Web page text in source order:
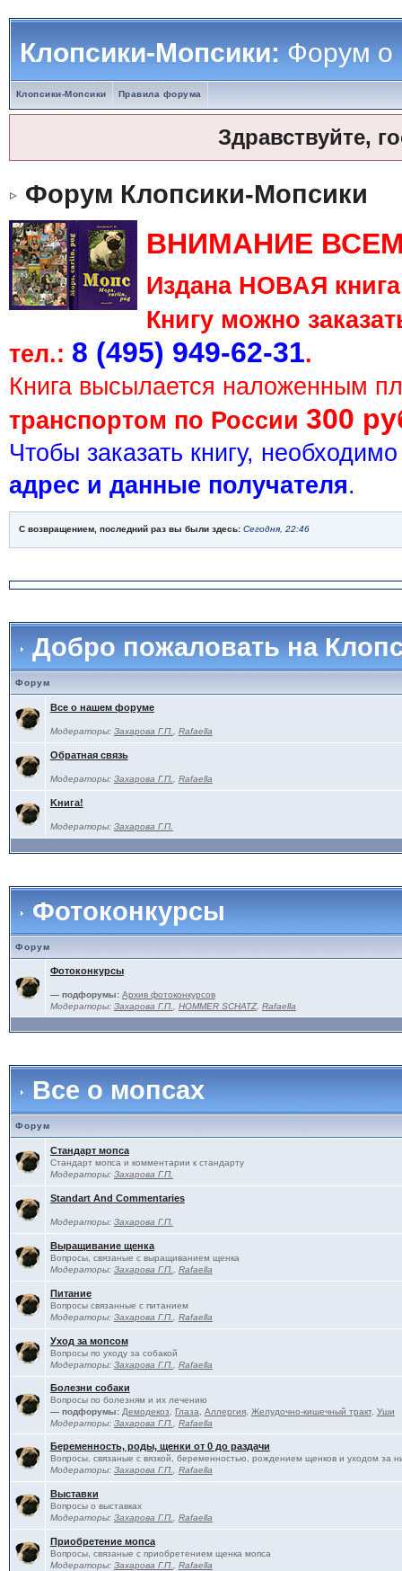
Клопсики-Мопсики:Форум о
Клопсики-Мопсики Правила форума
Здравствуйте,
Форум Клопсики-Мопсики
ВНИМАНИЕ
Издана НОВАЯ
Книгу можно
тел.: 8 (495) 949-62-31.
Книга высылается наложенным
транспортом по России 300
Чтобы заказать книгу,
адрес и данные получателя.
С возвращением, последний раз вы были здесь: Сегодня, 22:46
Добро пожаловать на
Форум
Все о нашем форуме
Модераторы: Захарова Г.П. Rafaella
Обратная связь
Модераторы: Захарова Г.П. Rafaella
Kнига!
Модераторы: Захарова Г.П.
Фотоконкурсы
Форум
Фотоконкурсы
— подфорумы: Архив фотоконкурсов
Модераторы: Захарова Г.П. HOMMER SCHATZ, Rafaella
Все о мопсах
Форум
Стандарт мопса
Стандарт мопса и комментарии к стандарту
Модераторы: Захарова Г.П.
Standart And Commentaries
Модераторы: Захарова Г.П.
Выращивание щенка
Вопросы, связаные с выращиванием щенка
Модераторы: Захарова Г.П. Rafaella
Питание
Вопросы связанные с питанием
Модераторы: Захарова Г.П. Rafaella
Уход за мопсом
Вопросы по уходу за собакой
Модераторы: Захарова Г.П. Rafaella
Болезни собаки
Вопросы по болезням и их лечению
— подфорумы: Демодекоз Глаза Аллергия, Желудочно-кишечный тракт, Уши
Модераторы: Захарова Г.П. Rafaella
Беременность, роды, щенки от 0 до раздачи
Вопросы, связаные с вязкой, беременностью, рождением щенков и уходом за
Модераторы: Захарова Г.П. Rafaella
Выставки
Вопросы о выставках
Модераторы: Захарова Г.П. Rafaella
Приобретение мопса
Вопросы, связаные с приобретением щенка мопса
Модераторы: Захарова Г.П. Rafaella